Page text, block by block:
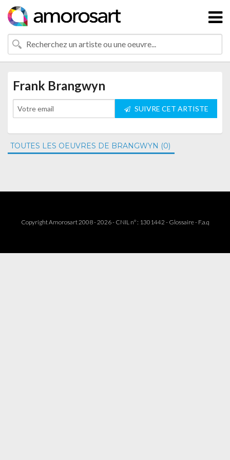
Frank Brangwyn
SUIVRE CET ARTISTE
TOUTES LES OEUVRES DE BRANGWYN (0)
Copyright Amorosart 2008 - 2026 - CNIL n° : 1301442 - Glossaire- F.a.q